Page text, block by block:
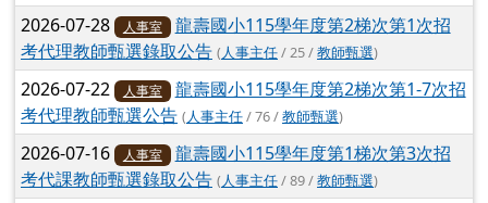
2026-07-28 人事室
龍壽國小115學年度第2梯次第1次招
考代理教師甄選錄取公告 (人事主任/ 25 /教師甄選)
2026-07-22 人事室
龍壽國小115學年度第2梯次第1-7次招
考代理教師甄選公告 (人事主任/ 76 /教師甄選)
2026-07-16 人事室
龍壽國小115學年度第1梯次第3次招
考代課教師甄選錄取公告 (人事主任/ 89 /教師甄選)